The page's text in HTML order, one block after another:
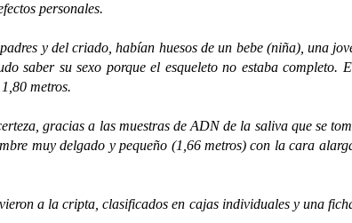
personales.
y del criado, habían huesos de un bebe (niña), una
saber su sexo porque el esqueleto no estaba
metros.
gracias a las muestras de ADN de la saliva que se
muy delgado y pequeño (1,66 metros) con la cara
a la cripta, clasificados en cajas individuales y una